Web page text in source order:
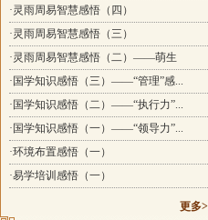
·灵雨周易智慧感悟（四）
·灵雨周易智慧感悟（三）
·灵雨周易智慧感悟（二）——萌生
·国学知识感悟（三）——“管理”感...
·国学知识感悟（二）——“执行力”...
·国学知识感悟（一）——“领导力”...
·环境布置感悟（一）
·易学培训感悟（一）
更多